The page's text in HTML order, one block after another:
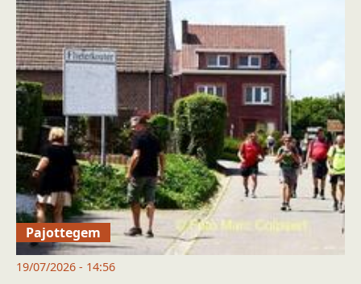
Pajottegem
19/07/2026 - 14:56